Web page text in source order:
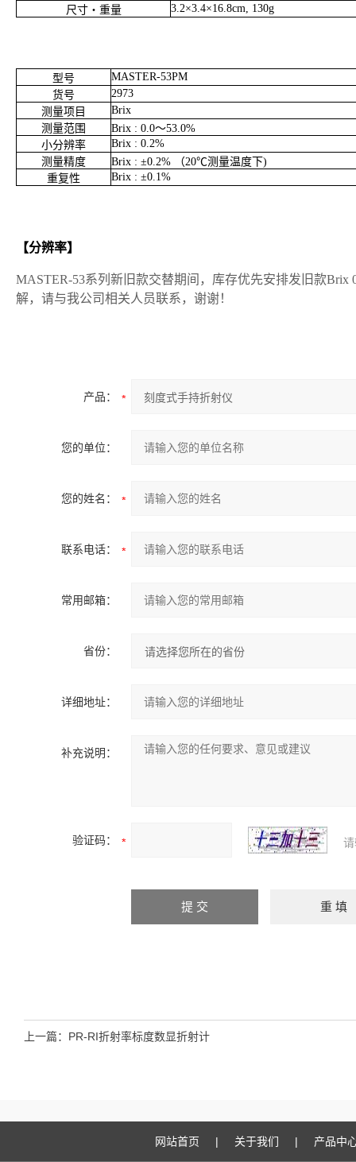
尺寸・ 重量 3.2×3.4×16.8cm, 130g
型号
MASTER-53PM
货号
2973
测量项目
Brix
测量范围
Brix : 0.0～53.0%
小分辨率
Brix : 0.2%
测量精度
Brix : ±0.2% （20℃测量温度下)
重复性
Brix : ±0.1%
【分辨率】
MASTER-53系列新旧款交替期间，库存优先安排发旧款Brix
解，请与我公司相关人员联系，谢谢！
产品：
您的单位：
您的姓名：
联系电话：
常用邮箱：
省份：
详细地址：
补充说明：
验证码：
上一篇： PR-RI折射率标度数显折射计
网站首页 | 关于我们 | 产品中